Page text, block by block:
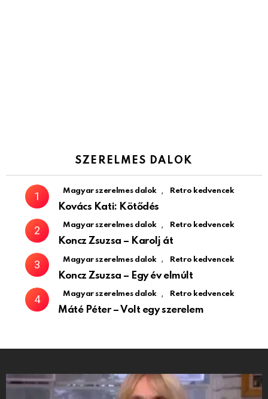
SZERELMES DALOK
Magyar szerelmes dalok , Retro kedvencek
Kovács Kati: Kötődés
Magyar szerelmes dalok , Retro kedvencek
Koncz Zsuzsa – Karolj át
Magyar szerelmes dalok , Retro kedvencek
Koncz Zsuzsa – Egy év elmúlt
Magyar szerelmes dalok , Retro kedvencek
Máté Péter – Volt egy szerelem